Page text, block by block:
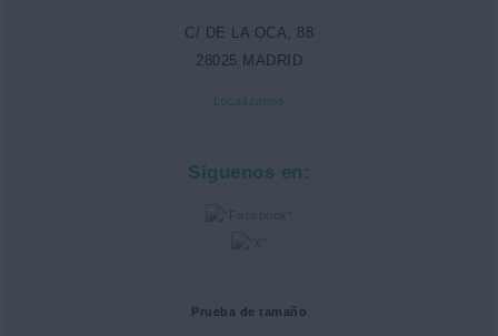
C/ DE LA OCA, 88
28025 MADRID
Localízanos
Síguenos en:
Prueba de tamaño